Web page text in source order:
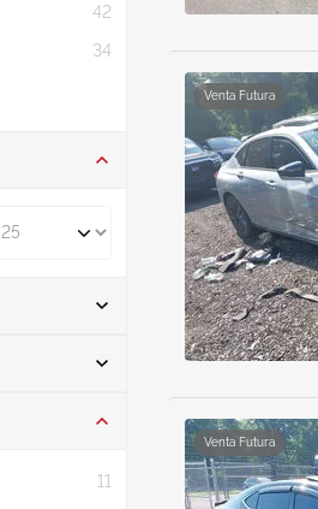
42
34
65
11
Venta Futura
Venta Futura